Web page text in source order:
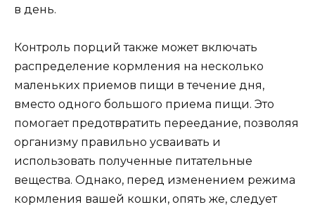
в день.
Контроль порций также может включать
распределение кормления на несколько
маленьких приемов пищи в течение дня,
вместо одного большого приема пищи. Это
помогает предотвратить переедание, позволяя
организму правильно усваивать и
использовать полученные питательные
вещества. Однако, перед изменением режима
кормления вашей кошки, опять же, следует